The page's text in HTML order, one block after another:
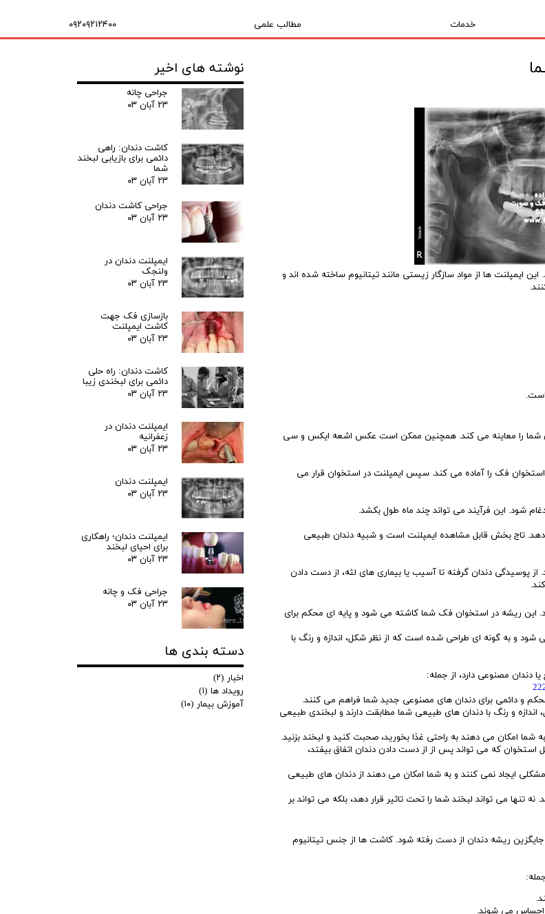
خدمات مطالب علمی ۰۹۲۰۹۲۱۲۴۰۰
ها از مواد سازگار زیستی مانند تیتانیوم ساخته شده اند و
است.
شما را معاینه می کند. همچنین ممکن است عکس اشعه ایکس و سی
فک را آماده می کند. سپس ایمپلنت در استخوان قرار می
شود. این فرآیند می تواند چند ماه طول بکشد.
دهد. تاج بخش قابل مشاهده ایمپلنت است و شبیه دندان طبیعی
پوسیدگی دندان گرفته تا آسیب یا بیماری های لثه، از دست دادن
ریشه در استخوان فک شما کاشته می شود و پایه ای محکم برای
شود و به گونه ای طراحی شده است که از نظر شکل، اندازه و رنگ با
دندان مصنوعی دارد، از جمله:
و دائمی برای دندان های مصنوعی جدید شما فراهم می کنند.
و رنگ با دندان های طبیعی شما مطابقت دارند و لبخندی طبیعی
شما امکان می دهند به راحتی غذا بخورید، صحبت کنید و لبخند بزنید.
استخوان که می تواند پس از از دست دادن دندان اتفاق بیفتد،
ایجاد نمی کنند و به شما امکان می دهند از دندان های طبیعی
می تواند لبخند شما را تحت تاثیر قرار دهد، بلکه می تواند بر
ریشه دندان از دست رفته شود. کاشت ها از جنس تیتانیوم
احساس می شوند.
نوشته های اخیر
جراحی چانه
۲۳ آبان ۰۳
کاشت دندان: راهی
دائمی برای بازیابی لبخند
شما
۲۳ آبان ۰۳
جراحی کاشت دندان
۲۳ آبان ۰۳
ایمپلنت دندان در
ولنجک
۲۳ آبان ۰۳
بازسازی فک جهت
کاشت ایمپلنت
۲۳ آبان ۰۳
کاشت دندان: راه حلی
دائمی برای لبخندی زیبا
۲۳ آبان ۰۳
ایمپلنت دندان در
زعفرانیه
۲۳ آبان ۰۳
ایمپلنت دندان
۲۳ آبان ۰۳
ایمپلنت دندان؛ راهکاری
برای احیای لبخند
۲۳ آبان ۰۳
جراحی فک و چانه
۲۳ آبان ۰۳
دسته بندی ها
اخبار (۲)
رویداد ها (۱)
آموزش بیمار (۱۰)